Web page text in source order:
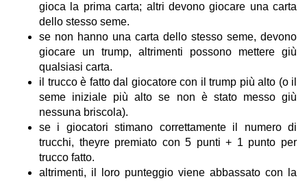
gioca la prima carta; altri devono giocare una carta
dello stesso seme.
se non hanno una carta dello stesso seme, devono
giocare un trump, altrimenti possono mettere giù
qualsiasi carta.
il trucco è fatto dal giocatore con il trump più alto (o il
seme iniziale più alto se non è stato messo giù
nessuna briscola).
se i giocatori stimano correttamente il numero di
trucchi, theyre premiato con 5 punti + 1 punto per
trucco fatto.
altrimenti, il loro punteggio viene abbassato con la